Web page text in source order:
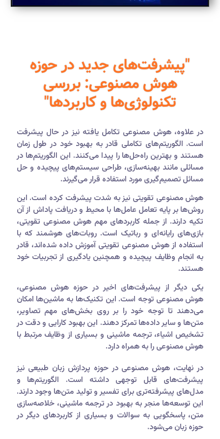
"پیشرفت‌های جدید در حوزه
هوش مصنوعی: بررسی
تکنولوژی‌ها و کاربردها"
در علاوه، هوش مصنوعی تکامل یافته نیز در حال پیشرفت
است. الگوریتم‌های تکاملی قادر به بهبود خود در طول زمان
هستند و بهترین راه‌حل‌ها را پیدا می‌کنند. این الگوریتم‌ها در
مسائلی مانند بهینه‌سازی، طراحی سیستم‌های پیچیده و حل
مسائل تصمیم‌گیری مورد استفاده قرار می‌گیرند.
هوش مصنوعی تقویتی نیز به شدت پیشرفت کرده است. این
روش‌ها بر پایه تعامل عامل‌ها با محیط و دریافت پاداش از آن
تکیه دارند. از جمله کاربردهای مهم هوش مصنوعی تقویتی،
بازی‌های رایانه‌ای و رباتیک است. روبات‌های هوشمند که با
استفاده از هوش مصنوعی تقویتیآموزش داده شده‌اند، قادر
به انجام وظایف پیچیده و همچنین یادگیری از تجربیات خود
هستند.
یکی دیگر از پیشرفت‌های اخیر در حوزه هوش مصنوعی،
هوش مصنوعی توجه است. این تکنیک‌ها به ماشین‌ها امکان
می‌دهند تا توجه خود را بر روی بخش‌های مهم تصاویر،
متن‌ها و سایر داده‌ها تمرکز دهند. این بهبود کارایی و دقت در
تشخیص اشیاء، ترجمه ماشینی و بسیاری از وظایف مرتبط با
هوش مصنوعی را به همراه دارد.
در نهایت، هوش مصنوعی در حوزه پردازش زبان طبیعی نیز
پیشرفت‌های قابل توجهی داشته است. الگوریتم‌ها و
مدل‌های پیشرفته‌تری برای تفسیر و تولید متن‌ها وجود دارند.
این توسعه‌ها منجر به بهبود در ترجمه ماشینی، خلاصه‌سازی
متن، پاسخگویی به سوالات و بسیاری از کاربردهای دیگر در
حوزه زبان می‌شود.